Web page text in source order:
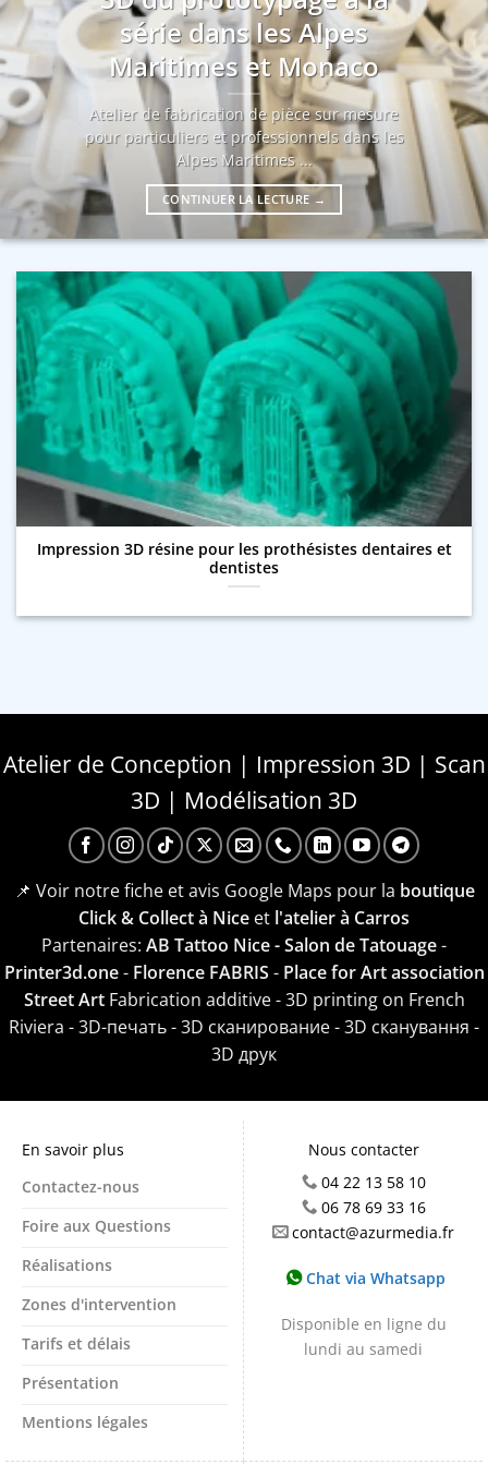
série dans les Alpes
Maritimes et Monaco
Atelier de fabrication de pièce sur mesure
pour particuliers et professionnels dans les
Alpes Maritimes ...
CONTINUER LA LECTURE →
Impression 3D résine pour les prothésistes dentaires et
dentistes
Atelier de Conception | Impression 3D | Scan
3D | Modélisation 3D
📌 Voir notre fiche et avis Google Maps pour la boutique
Click & Collect à Nice et l'atelier à Carros
Partenaires: AB Tattoo Nice - Salon de Tatouage-
Printer3d.one- Florence FABRIS - Place for Art association
Street ArtFabrication additive - 3D printing on French
Riviera - 3D-печать - 3D сканирование - 3D сканування -
3D друк
En savoir plus
Contactez-nous
Foire aux Questions
Réalisations
Zones d'intervention
Tarifs et délais
Présentation
Mentions légales
Nous contacter
04 22 13 58 10
06 78 69 33 16
contact@azurmedia.fr
Chat via Whatsapp
Disponible en ligne du
lundi au samedi